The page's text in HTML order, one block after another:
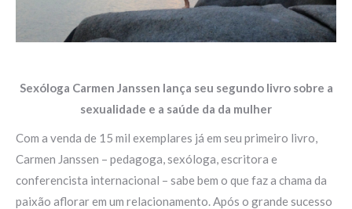
Sexóloga Carmen Janssen lança seu segundo livro sobre a
sexualidade e a saúde da da mulher
Com a venda de 15 mil exemplares já em seu primeiro livro,
Carmen Janssen – pedagoga, sexóloga, escritora e
conferencista internacional – sabe bem o que faz a chama da
paixão aflorar em um relacionamento. Após o grande sucesso